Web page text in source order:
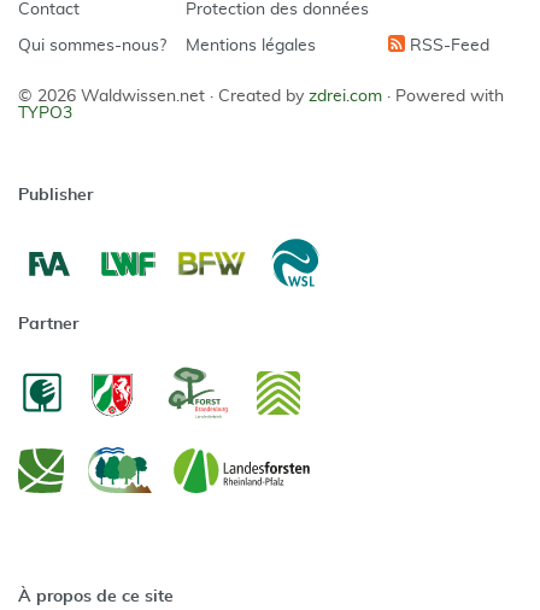
Contact
Qui sommes-nous?
Protection des données
Mentions légales RSS-Feed
© 2026 Waldwissen.net · Created by zdrei.com · Powered with
TYPO3
Publisher
Partner
À propos de ce site